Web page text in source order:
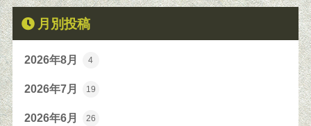
月別投稿
2026年8月 4
2026年7月 19
2026年6月 26